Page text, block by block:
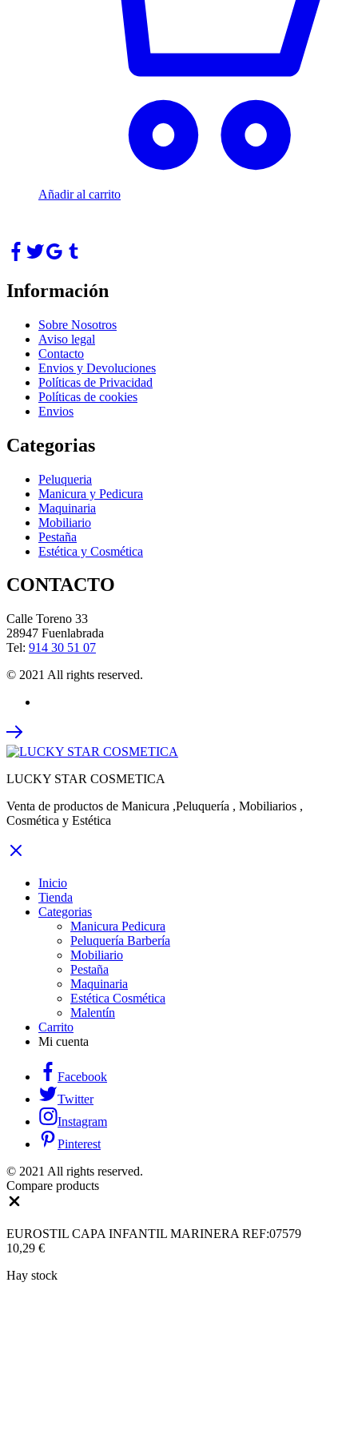
Añadir al carrito
Información
Sobre Nosotros
Aviso legal
Contacto
Envios y Devoluciones
Políticas de Privacidad
Políticas de cookies
Envios
Categorias
Peluqueria
Manicura y Pedicura
Maquinaria
Mobiliario
Pestaña
Estética y Cosmética
CONTACTO
Calle Toreno 33
28947 Fuenlabrada
Tel: 914 30 51 07
© 2021 All rights reserved.
LUCKY STAR COSMETICA
Venta de productos de Manicura ,Peluquería , Mobiliarios ,
Cosmética y Estética
Inicio
Tienda
Categorias
Manicura Pedicura
Peluquería Barbería
Mobiliario
Pestaña
Maquinaria
Estética Cosmética
Malentín
Carrito
Mi cuenta
Facebook
Twitter
Instagram
Pinterest
© 2021 All rights reserved.
Compare products
EUROSTIL CAPA INFANTIL MARINERA REF:07579
10,29 €
Hay stock